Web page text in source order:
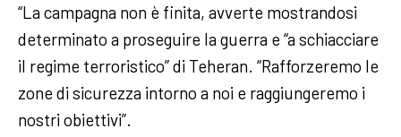
“La campagna non è finita, avverte mostrandosi
determinato a proseguire la guerra e “a schiacciare
il regime terroristico” di Teheran. “Rafforzeremo le
zone di sicurezza intorno a noi e raggiungeremo i
nostri obiettivi”.